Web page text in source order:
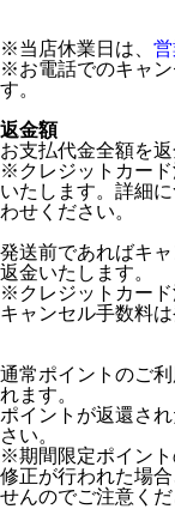
※当店休業日は、
※お電話でのキャン
す。
返金額
お支払代金全額を返
※クレジットカー
いたします。詳細
わせください。
発送前であればキ
返金いたします。
※クレジットカー
キャンセル手数料
通常ポイントのご
れます。
ポイントが返還され
さい。
※期間限定ポイン
修正が行われた場
せんのでご注意くだ